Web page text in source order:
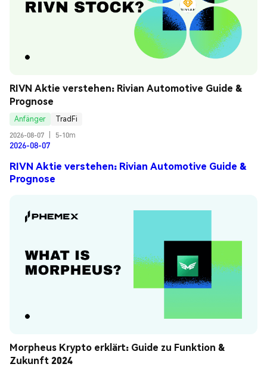
RIVN Aktie verstehen: Rivian Automotive Guide &
Prognose
Anfänger
TradFi
2026-08-07
5-10m
2026-08-07
RIVN Aktie verstehen: Rivian Automotive Guide &
Prognose
Morpheus Krypto erklärt: Guide zu Funktion &
Zukunft 2024